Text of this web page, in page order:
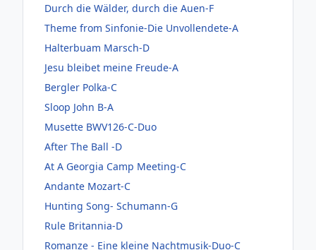
Durch die Wälder, durch die Auen-F
Theme from Sinfonie-Die Unvollendete-A
Halterbuam Marsch-D
Jesu bleibet meine Freude-A
Bergler Polka-C
Sloop John B-A
Musette BWV126-C-Duo
After The Ball -D
At A Georgia Camp Meeting-C
Andante Mozart-C
Hunting Song- Schumann-G
Rule Britannia-D
Romanze - Eine kleine Nachtmusik-Duo-C